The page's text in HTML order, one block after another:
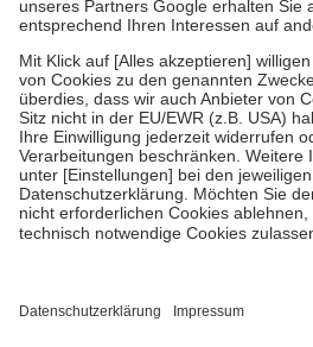
Um das Engagement der Versicherten
stärken und die besondere Stellung der
fallenkeine Zuzahlungenan bei:
• Kindern und Jugendlichen bis zum
mit Ausnahme der Fahrkosten
• Untersuchungen zur Vorsorge und
GKV getragen werden
• empfohlenen Schutzimpfungen
• Harn- und Blutteststreifen
getroffen, um sicherzustellen, dass es